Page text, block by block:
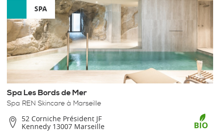
SPA
Spa Les Bords de Mer
Spa REN Skincare à Marseille
52 Corniche Président JF
Kennedy 13007 Marseille